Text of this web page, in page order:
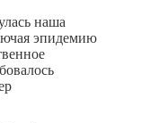
наша
эпидемию